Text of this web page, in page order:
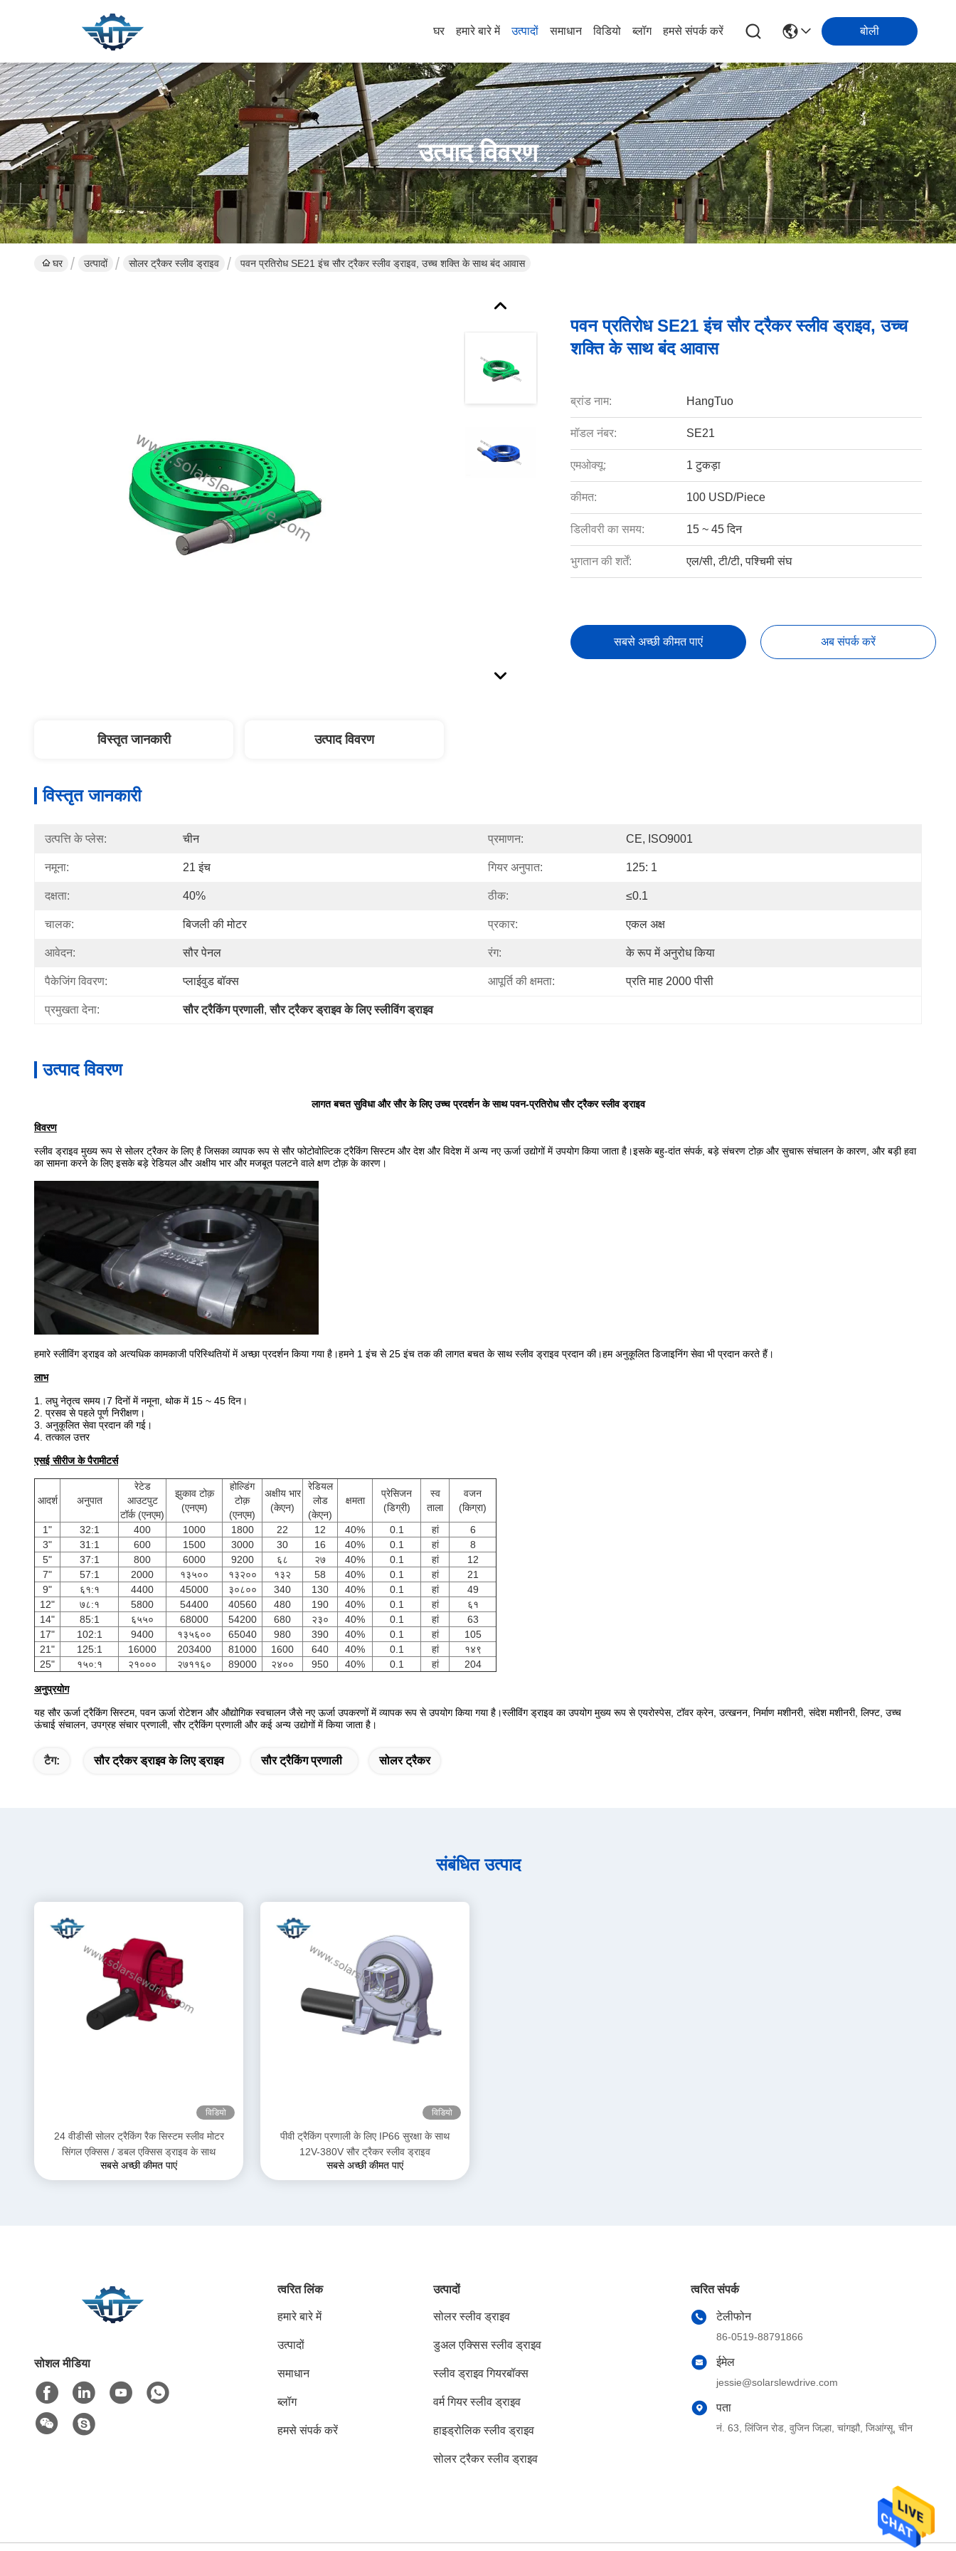
घर हमारे बारे में उत्पादों समाधान विडियो ब्लॉग हमसे संपर्क करें बोली
उत्पाद विवरण
घर उत्पादों सोलर ट्रैकर स्लीव ड्राइव पवन प्रतिरोध SE21 इंच सौर ट्रैकर स्लीव ड्राइव, उच्च शक्ति के साथ बंद आवास
पवन प्रतिरोध SE21 इंच सौर ट्रैकर स्लीव ड्राइव, उच्च
शक्ति के साथ बंद आवास
ब्रांड नाम: HangTuo
मॉडल नंबर: SE21
एमओक्यू: 1 टुकड़ा
कीमत: 100 USD/Piece
डिलीवरी का समय: 15 ~ 45 दिन
भुगतान की शर्तें: एल/सी, टी/टी, पश्चिमी संघ
सबसे अच्छी कीमत पाएं अब संपर्क करें
विस्तृत जानकारी उत्पाद विवरण
विस्तृत जानकारी
उत्पत्ति के प्लेस: चीन प्रमाणन: CE, ISO9001
नमूना: 21 इंच गियर अनुपात: 125: 1
दक्षता: 40% ठीक: ≤0.1
चालक: बिजली की मोटर प्रकार: एकल अक्ष
आवेदन: सौर पेनल रंग: के रूप में अनुरोध किया
पैकेजिंग विवरण: प्लाईवुड बॉक्स आपूर्ति की क्षमता: प्रति माह 2000 पीसी
प्रमुखता देना: सौर ट्रैकिंग प्रणाली, सौर ट्रैकर ड्राइव के लिए स्लीविंग ड्राइव
उत्पाद विवरण
लागत बचत सुविधा और सौर के लिए उच्च प्रदर्शन के साथ पवन-प्रतिरोध सौर ट्रैकर स्लीव ड्राइव
विवरण
स्लीव ड्राइव मुख्य रूप से सोलर ट्रैकर के लिए है जिसका व्यापक रूप से सौर फोटोवोल्टिक ट्रैकिंग सिस्टम और देश और विदेश में अन्य नए ऊर्जा उद्योगों में उपयोग किया जाता है।इसके बहु-दांत संपर्क, बड़े संचरण टोक़ और सुचारू संचालन के कारण, और बड़ी हवा
का सामना करने के लिए इसके बड़े रेडियल और अक्षीय भार और मजबूत पलटने वाले क्षण टोक़ के कारण।
हमारे स्लीविंग ड्राइव को अत्यधिक कामकाजी परिस्थितियों में अच्छा प्रदर्शन किया गया है।हमने 1 इंच से 25 इंच तक की लागत बचत के साथ स्लीव ड्राइव प्रदान की।हम अनुकूलित डिजाइनिंग सेवा भी प्रदान करते हैं।
लाभ
1. लघु नेतृत्व समय।7 दिनों में नमूना, थोक में 15 ~ 45 दिन।
2. प्रसव से पहले पूर्ण निरीक्षण।
3. अनुकूलित सेवा प्रदान की गई।
4. तत्काल उत्तर
एसई सीरीज के पैरामीटर्स
आदर्श अनुपात
रेटेड
आउटपुट
टॉर्क (एनएम)
झुकाव टोक़
(एनएम)
होल्डिंग
टोक़
(एनएम)
अक्षीय भार
(केएन)
रेडियल
लोड
(केएन)
क्षमता
प्रेसिजन
(डिग्री)
स्व
ताला
वजन
(किग्रा)
1"
32:1 400 1000 1800 22 12 40% 0.1 हां
6
3"
31:1 600 1500 3000 30 16 40% 0.1 हां
8
5"
37:1 800 6000 9200 ६८ २७ 40% 0.1 हां
12
7"
57:1 2000 १३५०० १३२०० १३२ 58 40% 0.1 हां
21
9"
६१:१ 4400 45000 ३०८०० 340 130 40% 0.1 हां
49
12"
७८:१ 5800 54400 40560 480 190 40% 0.1 हां
६१
14"
85:1 ६५५० 68000 54200 680 २३० 40% 0.1 हां
63
17"
102:1 9400 १३५६०० 65040 980 390 40% 0.1 हां
105
21"
125:1 16000 203400 81000 1600 640 40% 0.1 हां
१४९
25"
१५०:१ २१००० २७११६० 89000 २४०० 950 40% 0.1 हां 204
अनुप्रयोग
यह सौर ऊर्जा ट्रैकिंग सिस्टम, पवन ऊर्जा रोटेशन और औद्योगिक स्वचालन जैसे नए ऊर्जा उपकरणों में व्यापक रूप से उपयोग किया गया है।स्लीविंग ड्राइव का उपयोग मुख्य रूप से एयरोस्पेस, टॉवर क्रेन, उत्खनन, निर्माण मशीनरी, संदेश मशीनरी, लिफ्ट, उच्च
ऊंचाई संचालन, उपग्रह संचार प्रणाली, सौर ट्रैकिंग प्रणाली और कई अन्य उद्योगों में किया जाता है।
टैग: सौर ट्रैकर ड्राइव के लिए ड्राइव सौर ट्रैकिंग प्रणाली सोलर ट्रैकर
संबंधित उत्पाद
विडियो
24 वीडीसी सोलर ट्रैकिंग रैक सिस्टम स्लीव मोटर
सिंगल एक्सिस / डबल एक्सिस ड्राइव के साथ
सबसे अच्छी कीमत पाएं
विडियो
पीवी ट्रैकिंग प्रणाली के लिए IP66 सुरक्षा के साथ
12V-380V सौर ट्रैकर स्लीव ड्राइव
सबसे अच्छी कीमत पाएं
सोशल मीडिया
त्वरित लिंक
हमारे बारे में
उत्पादों
समाधान
ब्लॉग
हमसे संपर्क करें
उत्पादों
सोलर स्लीव ड्राइव
डुअल एक्सिस स्लीव ड्राइव
स्लीव ड्राइव गियरबॉक्स
वर्म गियर स्लीव ड्राइव
हाइड्रोलिक स्लीव ड्राइव
सोलर ट्रैकर स्लीव ड्राइव
त्वरित संपर्क
टेलीफोन
86-0519-88791866
ईमेल
jessie@solarslewdrive.com
पता
नं. 63, लिंजिन रोड, वुजिन जिल्हा, चांगझौ, जिआंग्सू, चीन